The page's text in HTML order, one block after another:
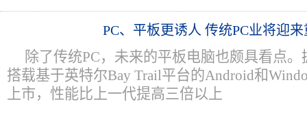
PC、平板更诱人 传统PC业将迎
除了传统PC，未来的平板电脑也颇具看点
搭载基于英特尔Bay Trail平台的Android和
上市，性能比上一代提高三倍以上